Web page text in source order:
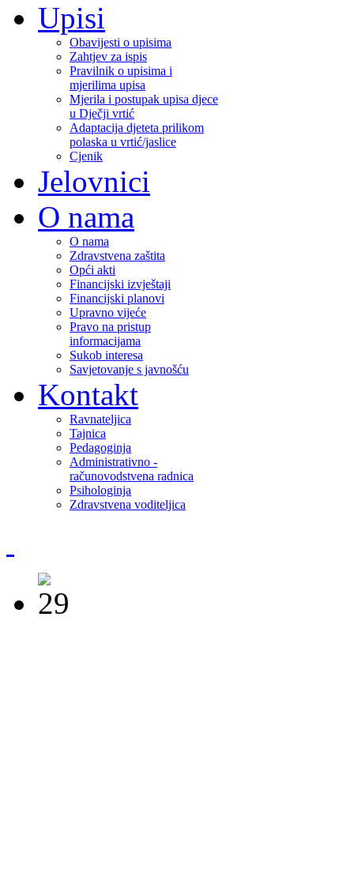
Upisi
Obavijesti o upisima
Zahtjev za ispis
Pravilnik o upisima i
mjerilima upisa
Mjerila i postupak upisa djece
u Dječji vrtić
Adaptacija djeteta prilikom
polaska u vrtić/jaslice
Cjenik
Jelovnici
O nama
O nama
Zdravstvena zaštita
Opći akti
Financijski izvještaji
Financijski planovi
Upravno vijeće
Pravo na pristup
informacijama
Sukob interesa
Savjetovanje s javnošću
Kontakt
Ravnateljica
Tajnica
Pedagoginja
Administrativno -
računovodstvena radnica
Psihologinja
Zdravstvena voditeljica